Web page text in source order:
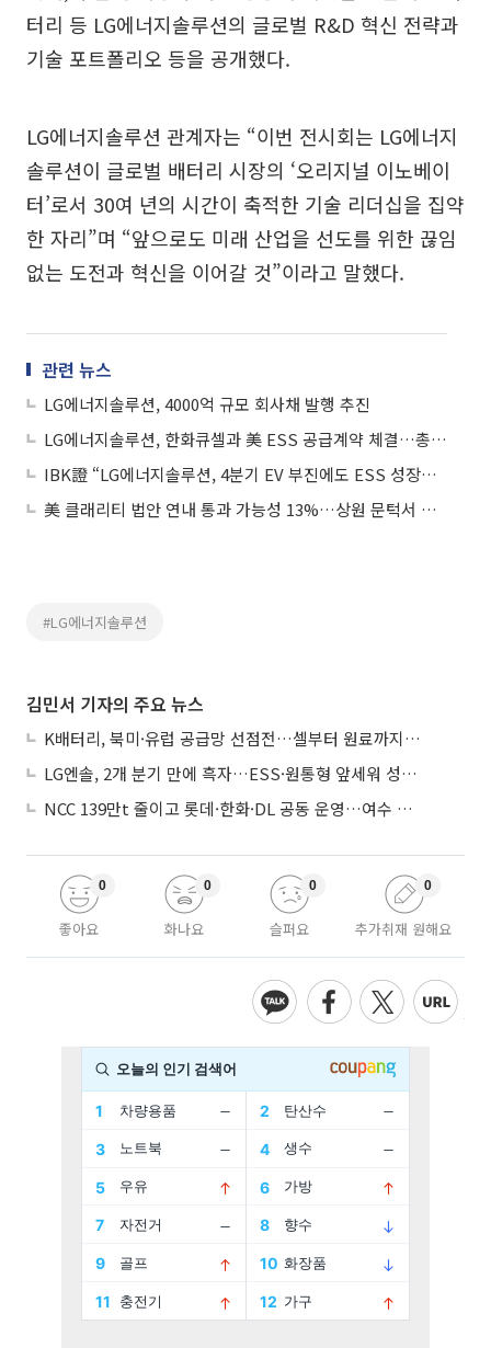
터리 등 LG에너지솔루션의 글로벌 R&D 혁신 전략과
기술 포트폴리오 등을 공개했다.
LG에너지솔루션 관계자는 “이번 전시회는 LG에너지
솔루션이 글로벌 배터리 시장의 ‘오리지널 이노베이
터’로서 30여 년의 시간이 축적한 기술 리더십을 집약
한 자리”며 “앞으로도 미래 산업을 선도를 위한 끊임
없는 도전과 혁신을 이어갈 것”이라고 말했다.
관련 뉴스
LG에너지솔루션, 4000억 규모 회사채 발행 추진
LG에너지솔루션, 한화큐셀과 美 ESS 공급계약 체결…총 5GWh 규모
IBK證 “LG에너지솔루션, 4분기 EV 부진에도 ESS 성장…목표주가 56만원 유지”
美 클래리티 법안 연내 통과 가능성 13%…상원 문턱서 제동
#LG에너지솔루션
김민서 기자의 주요 뉴스
K배터리, 북미·유럽 공급망 선점전…셀부터 원료까지 현지화
LG엔솔, 2개 분기 만에 흑자…ESS·원통형 앞세워 성장 가속
NCC 139만t 줄이고 롯데·한화·DL 공동 운영…여수 1호 본궤도
좋아요
0
화나요
0
슬퍼요
0
추가취재 원해요
0